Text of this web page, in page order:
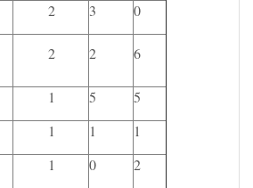
2 3 0
2 2 6
1 5
5
1 1
1
1 0
2